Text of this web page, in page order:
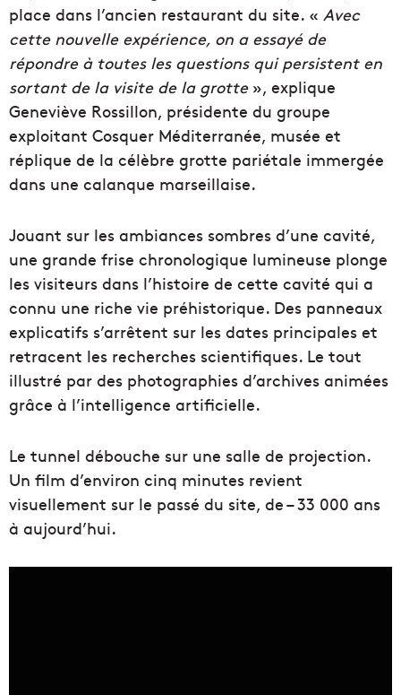
place dans l’ancien restaurant du site. « Avec
cette nouvelle expérience, on a essayé de
répondre à toutes les questions qui persistent en
sortant de la visite de la grotte », explique
Geneviève Rossillon, présidente du groupe
exploitant Cosquer Méditerranée, musée et
réplique de la célèbre grotte pariétale immergée
dans une calanque marseillaise.
Jouant sur les ambiances sombres d’une cavité,
une grande frise chronologique lumineuse plonge
les visiteurs dans l’histoire de cette cavité qui a
connu une riche vie préhistorique. Des panneaux
explicatifs s’arrêtent sur les dates principales et
retracent les recherches scientifiques. Le tout
illustré par des photographies d’archives animées
grâce à l’intelligence artificielle.
Le tunnel débouche sur une salle de projection.
Un film d’environ cinq minutes revient
visuellement sur le passé du site, de – 33 000 ans
à aujourd’hui.